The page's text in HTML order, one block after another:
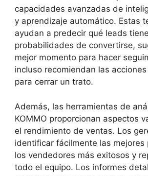
capacidades avanzadas de
y aprendizaje automático. Estas
ayudan a predecir qué leads
probabilidades de convertirse,
mejor momento para hacer
incluso recomiendan las
para cerrar un trato.
Además, las herramientas de
KOMMO proporcionan aspectos
el rendimiento de ventas. Los
identificar fácilmente las mejores
los vendedores más exitosos y
todo el equipo. Los informes